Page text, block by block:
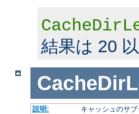
結果は 20
説明:
キャッシュのサ